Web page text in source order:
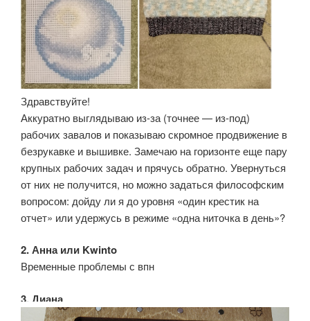
Здравствуйте!
Аккуратно выглядываю из-за (точнее — из-под)
рабочих завалов и показываю скромное продвижение в
безрукавке и вышивке. Замечаю на горизонте еще пару
крупных рабочих задач и прячусь обратно. Увернуться
от них не получится, но можно задаться философским
вопросом: дойду ли я до уровня «один крестик на
отчет» или удержусь в режиме «одна ниточка в день»?
2. Анна или Kwinto
Временные проблемы с впн
3. Диана